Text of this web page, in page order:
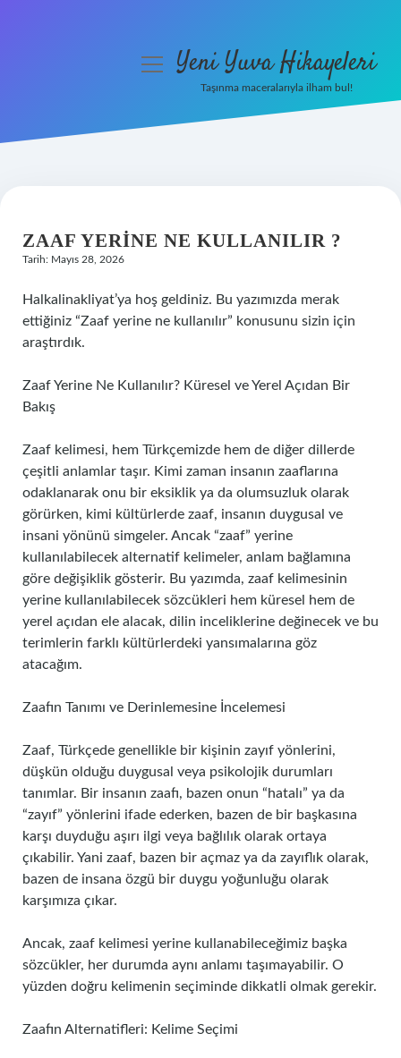
Hakkımızda
menüyüYeni Yuva Hikayeleri
Taşınma maceralarıyla ilham bul!
ZAAF YERINE NE KULLANILIR ?
Tarih: Mayıs 28, 2026
Halkalinakliyat’ya hoş geldiniz. Bu yazımızda merak
ettiğiniz “Zaaf yerine ne kullanılır” konusunu sizin için
araştırdık.
Zaaf Yerine Ne Kullanılır? Küresel ve Yerel Açıdan Bir
Bakış
Zaaf kelimesi, hem Türkçemizde hem de diğer dillerde
çeşitli anlamlar taşır. Kimi zaman insanın zaaflarına
odaklanarak onu bir eksiklik ya da olumsuzluk olarak
görürken, kimi kültürlerde zaaf, insanın duygusal ve
insani yönünü simgeler. Ancak “zaaf” yerine
kullanılabilecek alternatif kelimeler, anlam bağlamına
göre değişiklik gösterir. Bu yazımda, zaaf kelimesinin
yerine kullanılabilecek sözcükleri hem küresel hem de
yerel açıdan ele alacak, dilin inceliklerine değinecek ve bu
terimlerin farklı kültürlerdeki yansımalarına göz
atacağım.
Zaafın Tanımı ve Derinlemesine İncelemesi
Zaaf, Türkçede genellikle bir kişinin zayıf yönlerini,
düşkün olduğu duygusal veya psikolojik durumları
tanımlar. Bir insanın zaafı, bazen onun “hatalı” ya da
“zayıf” yönlerini ifade ederken, bazen de bir başkasına
karşı duyduğu aşırı ilgi veya bağlılık olarak ortaya
çıkabilir. Yani zaaf, bazen bir açmaz ya da zayıflık olarak,
bazen de insana özgü bir duygu yoğunluğu olarak
karşımıza çıkar.
Ancak, zaaf kelimesi yerine kullanabileceğimiz başka
sözcükler, her durumda aynı anlamı taşımayabilir. O
yüzden doğru kelimenin seçiminde dikkatli olmak gerekir.
Zaafın Alternatifleri: Kelime Seçimi